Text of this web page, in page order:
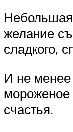
Небольшая
желание
сладкого,
И не
мороженое
счастья.